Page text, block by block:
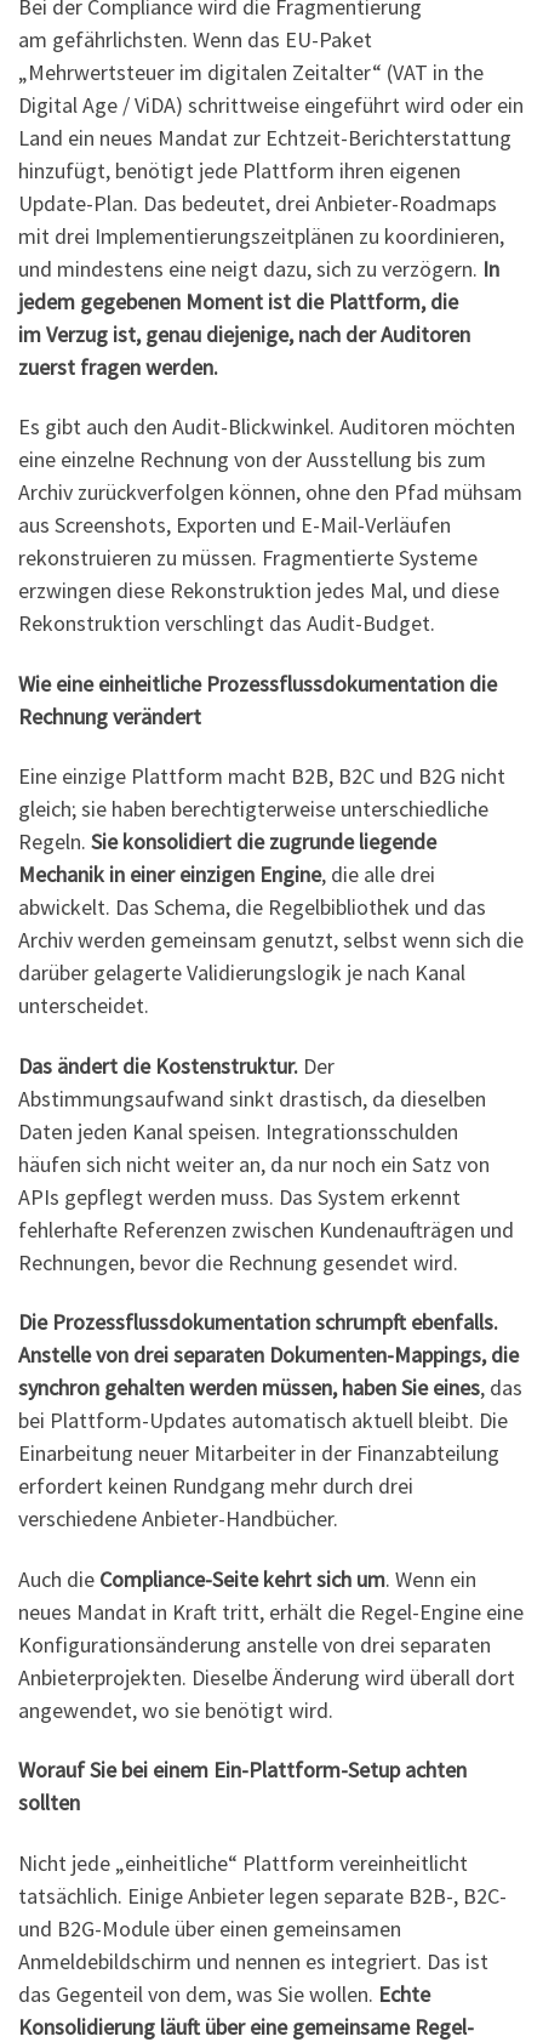
Bei der Compliance wird die Fragmentierung
am gefährlichsten. Wenn das EU-Paket
„Mehrwertsteuer im digitalen Zeitalter“ (VAT in the
Digital Age / ViDA) schrittweise eingeführt wird oder ein
Land ein neues Mandat zur Echtzeit-Berichterstattung
hinzufügt, benötigt jede Plattform ihren eigenen
Update-Plan. Das bedeutet, drei Anbieter-Roadmaps
mit drei Implementierungszeitplänen zu koordinieren,
und mindestens eine neigt dazu, sich zu verzögern. In
jedem gegebenen Moment ist die Plattform, die
im Verzug ist, genau diejenige, nach der Auditoren
zuerst fragen werden.
Es gibt auch den Audit-Blickwinkel. Auditoren möchten
eine einzelne Rechnung von der Ausstellung bis zum
Archiv zurückverfolgen können, ohne den Pfad mühsam
aus Screenshots, Exporten und E-Mail-Verläufen
rekonstruieren zu müssen. Fragmentierte Systeme
erzwingen diese Rekonstruktion jedes Mal, und diese
Rekonstruktion verschlingt das Audit-Budget.
Wie eine einheitliche Prozessflussdokumentation die
Rechnung verändert
Eine einzige Plattform macht B2B, B2C und B2G nicht
gleich; sie haben berechtigterweise unterschiedliche
Regeln. Sie konsolidiert die zugrunde liegende
Mechanik in einer einzigen Engine, die alle drei
abwickelt. Das Schema, die Regelbibliothek und das
Archiv werden gemeinsam genutzt, selbst wenn sich die
darüber gelagerte Validierungslogik je nach Kanal
unterscheidet.
Das ändert die Kostenstruktur. Der
Abstimmungsaufwand sinkt drastisch, da dieselben
Daten jeden Kanal speisen. Integrationsschulden
häufen sich nicht weiter an, da nur noch ein Satz von
APIs gepflegt werden muss. Das System erkennt
fehlerhafte Referenzen zwischen Kundenaufträgen und
Rechnungen, bevor die Rechnung gesendet wird.
Die Prozessflussdokumentation schrumpft ebenfalls.
Anstelle von drei separaten Dokumenten-Mappings, die
synchron gehalten werden müssen, haben Sie eines, das
bei Plattform-Updates automatisch aktuell bleibt. Die
Einarbeitung neuer Mitarbeiter in der Finanzabteilung
erfordert keinen Rundgang mehr durch drei
verschiedene Anbieter-Handbücher.
Auch die Compliance-Seite kehrt sich um. Wenn ein
neues Mandat in Kraft tritt, erhält die Regel-Engine eine
Konfigurationsänderung anstelle von drei separaten
Anbieterprojekten. Dieselbe Änderung wird überall dort
angewendet, wo sie benötigt wird.
Worauf Sie bei einem Ein-Plattform-Setup achten
sollten
Nicht jede „einheitliche“ Plattform vereinheitlicht
tatsächlich. Einige Anbieter legen separate B2B-, B2C-
und B2G-Module über einen gemeinsamen
Anmeldebildschirm und nennen es integriert. Das ist
das Gegenteil von dem, was Sie wollen. Echte
Konsolidierung läuft über eine gemeinsame Regel-